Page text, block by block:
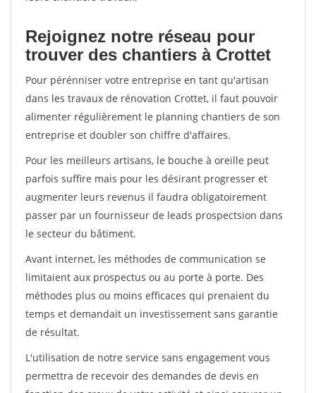
Rejoignez notre réseau pour
trouver des chantiers à Crottet
Pour pérénniser votre entreprise en tant qu'artisan
dans les travaux de rénovation Crottet, il faut pouvoir
alimenter régulièrement le planning chantiers de son
entreprise et doubler son chiffre d'affaires.
Pour les meilleurs artisans, le bouche à oreille peut
parfois suffire mais pour les désirant progresser et
augmenter leurs revenus il faudra obligatoirement
passer par un fournisseur de leads prospectsion dans
le secteur du bâtiment.
Avant internet, les méthodes de communication se
limitaient aux prospectus ou au porte à porte. Des
méthodes plus ou moins efficaces qui prenaient du
temps et demandait un investissement sans garantie
de résultat.
L'utilisation de notre service sans engagement vous
permettra de recevoir des demandes de devis en